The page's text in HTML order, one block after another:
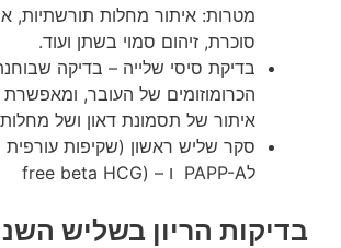
מטרות: איתור מחלות תורשתיות,
סוכרת, זיהום סמוי בשתן ועוד.
בדיקת סיסי שלייה – בדיקה
הכרומוזומים של העובר,
איתור של תסמונת דאון ושל מחלות
סקר שליש ראשון (שקיפות עורפית
לPAPP-A ו – (free beta HCG
בדיקות הריון בשליש